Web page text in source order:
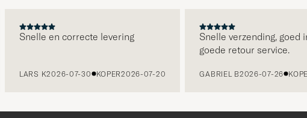
Snelle en correcte levering
LARS K 2026-07-30 KOPER2026-07-20
Snelle verzending, goed
goede retour service.
GABRIEL B 2026-07-26